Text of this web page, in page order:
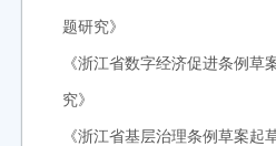
题研究》
《浙江省数字经济促进条例草
究》
《浙江省基层治理条例草案起